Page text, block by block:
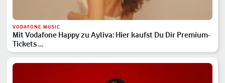
VODAFONE MUSIC
Mit Vodafone Happy zu Ayliva: Hier kaufst Du Dir Premium-
Tickets …